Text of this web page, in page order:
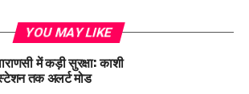
YOU MAY LIKE
में कड़ी सुरक्षा: काशी
तक अलर्ट मोड